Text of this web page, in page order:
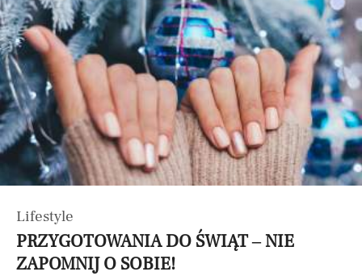
Lifestyle
PRZYGOTOWANIA DO ŚWIĄT – NIE
ZAPOMNIJ O SOBIE!